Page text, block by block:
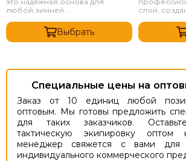
любой зимней...
Выбрать
слой,
Специальные цены на
Заказ от 10 единиц любой
оптовым. Мы готовы предложить
для таких заказчиков.
тактическую экипировку
менеджер свяжется с вами для
индивидуального коммерческого